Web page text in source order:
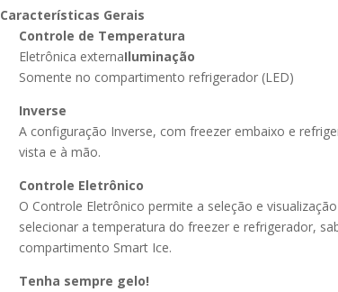
Características Gerais
Controle de Temperatura
Eletrônica externaIluminação
Somente no compartimento refrigerador (LED)
Inverse
A configuração Inverse, com freezer embaixo e
vista e à mão.
Controle Eletrônico
O Controle Eletrônico permite a seleção e
selecionar a temperatura do freezer e refrigerador,
compartimento Smart Ice.
Tenha sempre gelo!